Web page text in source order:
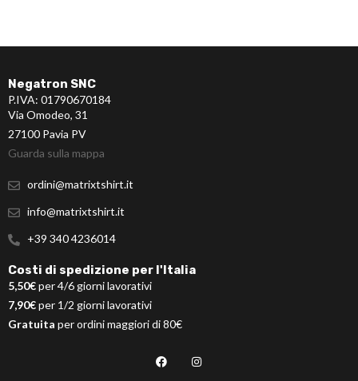
Negatron SNC
P.IVA: 01790670184
Via Omodeo, 31
27100 Pavia PV
Guarda sulla mappa
ordini@matrixtshirt.it
info@matrixtshirt.it
+39 340 4236014
Costi di spedizione per l'Italia
5,50€per 4/6 giorni lavorativi
7,90€per 1/2 giorni lavorativi
Gratuita per ordini maggiori di 80€